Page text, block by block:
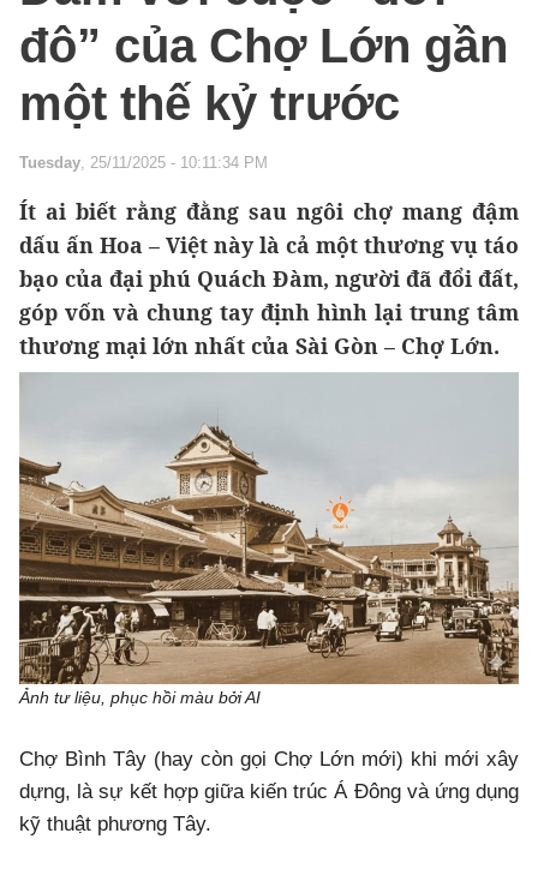
đô” của Chợ Lớn gần
một thế kỷ trước
Tuesday, 25/11/2025 - 10:11:34 PM
Ít ai biết rằng đằng sau ngôi chợ mang đậm
dấu ấn Hoa – Việt này là cả một thương vụ táo
bạo của đại phú Quách Đàm, người đã đổi đất,
góp vốn và chung tay định hình lại trung tâm
thương mại lớn nhất của Sài Gòn – Chợ Lớn.
Ảnh tư liệu, phục hồi màu bởi AI
Chợ Bình Tây (hay còn gọi Chợ Lớn mới) khi mới xây
dựng, là sự kết hợp giữa kiến trúc Á Đông và ứng dụng
kỹ thuật phương Tây.